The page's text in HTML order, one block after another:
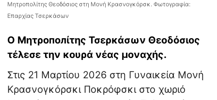
Μητροπολίτης Θεοδόσιος στη Μονή Κρασνογκόρσκ. Φωτογραφία:
Επαρχίας Τσερκάσων
Ο Μητρополίτης Τσερκάσων Θεοδόσιος
τέλεσε την κουρά νέας μοναχής.
Στις 21 Μαρτίου 2026 στη Γυναικεία Μονή
Κρασνογκόρσκι Ποκρόφσκι στο χωριό